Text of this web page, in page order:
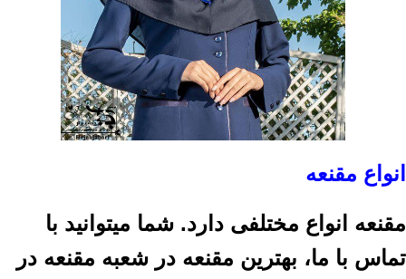
انواع مقنعه
مقنعه انواع مختلفی دارد. شما میتوانید با
تماس با ما، بهترین مقنعه در شعبه مقنعه در